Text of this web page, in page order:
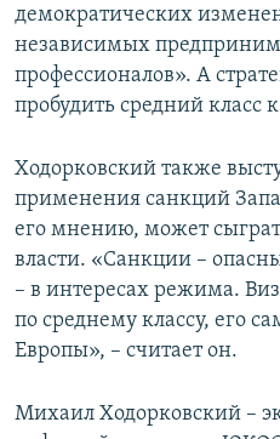
демократических
независимых
профессионалов». А
пробудить средний класс
Ходорковский также
применения санкций
его мнению, может
власти. «Санкции –
– в интересах режима.
по среднему классу, его
Европы», – считает он.
Михаил Ходорковский –